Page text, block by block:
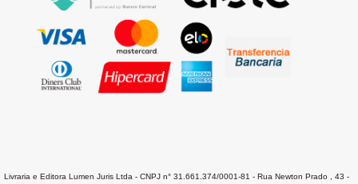
Livraria e Editora Lumen Juris Ltda - CNPJ n° 31.661.374/0001-81 - Rua Newton Prado , 43 -